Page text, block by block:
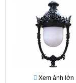
Xem ảnh lớn